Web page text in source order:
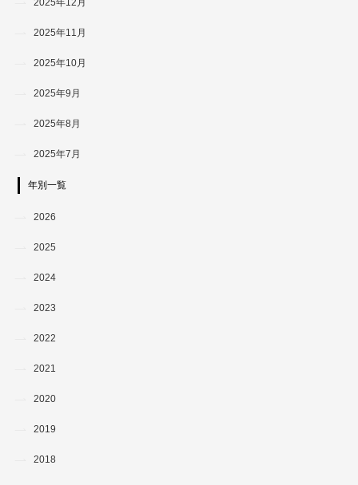
2025年11月
2025年10月
2025年9月
2025年8月
2025年7月
年別一覧
2026
2025
2024
2023
2022
2021
2020
2019
2018